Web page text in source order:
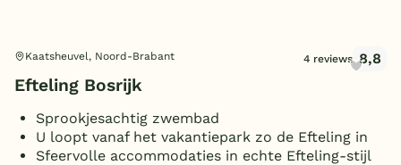
Kaatsheuvel, Noord-Brabant 4 reviews 8,8
Efteling Bosrijk
Sprookjesachtig zwembad
U loopt vanaf het vakantiepark zo de Efteling in
Sfeervolle accommodaties in echte Efteling-stijl